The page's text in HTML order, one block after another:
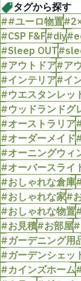
タグから探す
##ユーロ物置
#CSP F&F#diy
#Sleep OUT
#アウトドア#ア
#インテリア#イ
#ウエスタンレッ
#ウッドランドグ
#オーストラリア
#オーダーメイド
#オーニングウィ
#オーバースライ
#おしゃれな倉庫
#おしゃれな家#
#おしゃれな物置
#お見積#お部屋#
#ガーデニング用
#ガーデンシェッ
#カインズホーム